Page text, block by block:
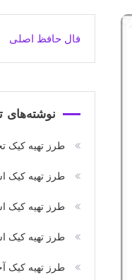
فال حافظ اصلی
نوشته‌های
طرز تهیه کیک
طرز تهیه کیک
طرز تهیه کیک
طرز تهیه کیک
طرز تهیه کیک